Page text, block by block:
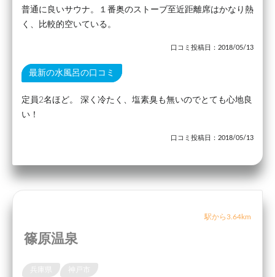
普通に良いサウナ。１番奥のストーブ至近距離席はかなり熱
く、比較的空いている。
口コミ投稿日：2018/05/13
最新の水風呂の口コミ
定員2名ほど。 深く冷たく、塩素臭も無いのでとても心地良
い！
口コミ投稿日：2018/05/13
駅から3.64km
篠原温泉